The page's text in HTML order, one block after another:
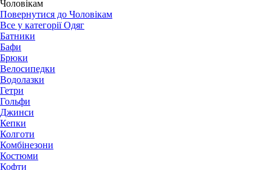
Чоловікам
Повернутися до Чоловікам
Все у категорії Одяг
Батники
Бафи
Брюки
Велосипедки
Водолазки
Гетри
Гольфи
Джинси
Кепки
Колготи
Комбінезони
Костюми
Кофти